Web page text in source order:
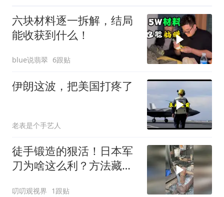
六块材料逐一拆解，结局
能收获到什么！
blue说翡翠 6跟贴
伊朗这波，把美国打疼了
老表是个手艺人
徒手锻造的狠活！日本军
刀为啥这么利？方法藏着
叨叨观视界 1跟贴